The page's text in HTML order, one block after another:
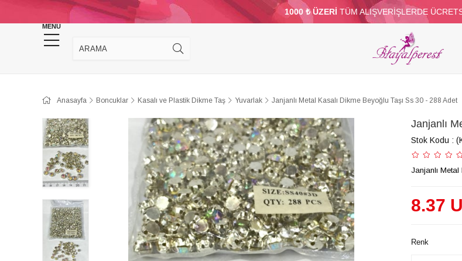
1000 ₺ ÜZERİ TÜM ALIŞVERİŞLERDE
MENU
KINA DÜĞÜN MALZEMELERİ TAKI MALZEMELERİ PARTİ VE SÜS MALZEMELERİ TÜY
TOPTAN DİĞER
Anasayfa Boncuklar Kasalı ve Plastik Dikme Taş Yuvarlak Janjanlı Metal Kasalı Dikme Beyoğlu Taşı Ss 30 - 288 Adet
Janjanlı
Stok Kodu
Janjanlı
8.37
Renk